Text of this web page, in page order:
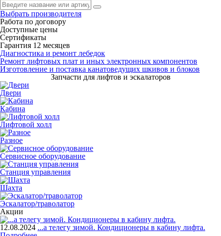
Выбрать производителя
Работа по договору
Доступные цены
Сертификаты
Гарантия 12 месяцев
Диагностика и ремонт лебедок
Ремонт лифтовых плат и иных электронных компонентов
Изготовление и поставка канатоведущих шкивов и блоков
Запчасти для лифтов и эскалаторов
Двери
Кабина
Лифтовой холл
Разное
Сервисное оборудование
Станция управления
Шахта
Эскалатор/траволатор
Акции
12.08.2024 ...а телегу зимой. Кондиционеры в кабину лифта.